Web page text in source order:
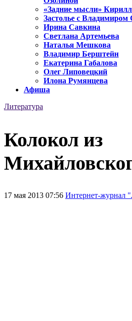
«Задние мысли»
Застолье с Владимиром
Ирина Савкина
Светлана Артемьева
Наталья Мешкова
Владимир Берштейн
Екатерина Габалова
Олег Липовецкий
Илона Румянцева
Афиша
Литература
Колокол из
17 мая 2013 07:56 Интернет-журнал